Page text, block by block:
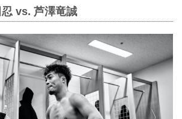
vs. 芦澤竜誠